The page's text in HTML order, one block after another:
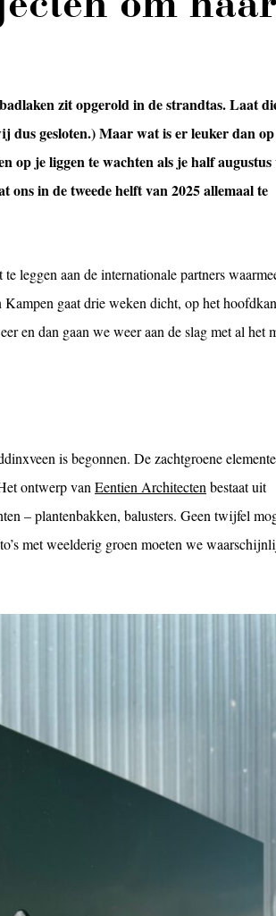
zit opgerold in de strandtas. Laat
gesloten.) Maar wat is er leuker dan op
op je liggen te wachten als je half augustus
ons in de tweede helft van 2025 allemaal te
leggen aan de internationale partners
gaat drie weken dicht, op het
en dan gaan we weer aan de slag met al het
is begonnen. De zachtgroene
ontwerp van Eentien Architecten bestaat uit
– plantenbakken, balusters. Geen twijfel
met weelderig groen moeten we